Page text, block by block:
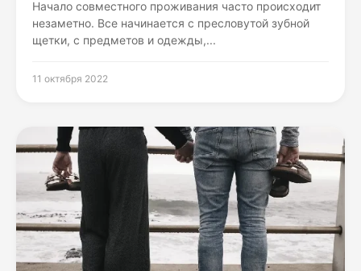
Начало совместного проживания часто происходит
незаметно. Все начинается с пресловутой зубной
щетки, с предметов и одежды,...
11 октября 2022